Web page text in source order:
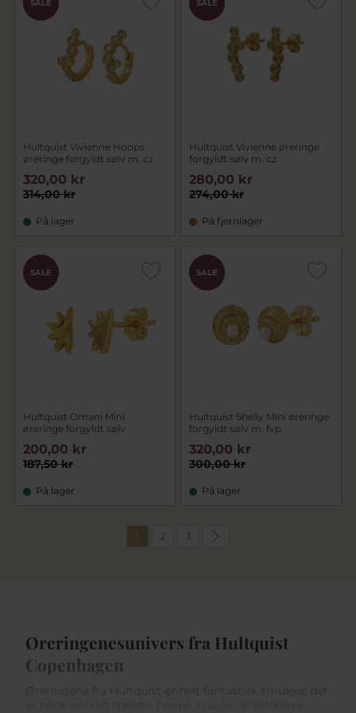
PRIS
SALE
Hultquist Vivienne Hoops
øreringe forgyldt sølv m. cz
314,00 kr
320,00 kr
På lager
PRIS
SALE
Hultquist Vivienne øreringe
forgyldt sølv m. cz
274,00 kr
280,00 kr
På fjernlager
PRIS
SALE
Hultquist Omani Mini
øreringe forgyldt sølv
187,50 kr
200,00 kr
På lager
PRIS
SALE
Hultquist Shelly Mini øreringe
forgyldt sølv m. fvp
300,00 kr
320,00 kr
På lager
1 2 3
Øreringenesunivers fra Hultquist
Copenhagen